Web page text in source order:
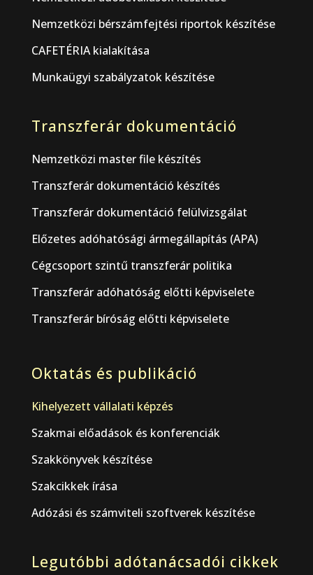
Nemzetközi bérszámfejtési riportok készítése
CAFETÉRIA kialakítása
Munkaügyi szabályzatok készítése
Transzferár dokumentáció
Nemzetközi master file készítés
Transzferár dokumentáció készítés
Transzferár dokumentáció felülvizsgálat
Előzetes adóhatósági ármegállapítás (APA)
Cégcsoport szintű transzferár politika
Transzferár adóhatóság előtti képviselete
Transzferár bíróság előtti képviselete
Oktatás és publikáció
Kihelyezett vállalati képzés
Szakmai előadások és konferenciák
Szakkönyvek készítése
Szakcikkek írása
Adózási és számviteli szoftverek készítése
Legutóbbi adótanácsadói cikkek